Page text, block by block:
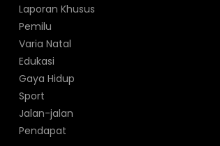
Laporan Khusus
Pemilu
Varia Natal
Edukasi
Gaya Hidup
Sport
Jalan-jalan
Pendapat